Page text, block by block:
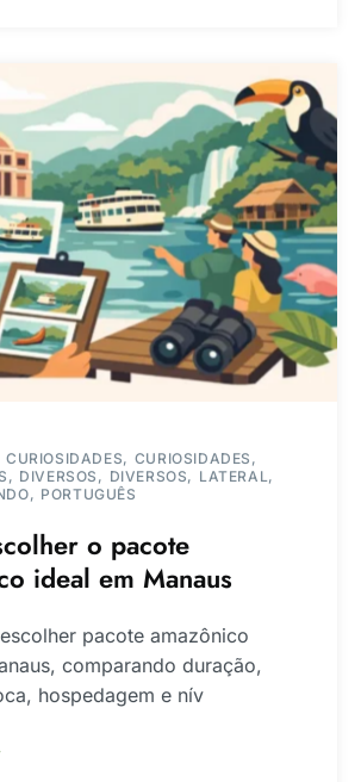
CURIOSIDADES
CURIOSIDADES
DIVERSOS DIVERSOS
LATERAL
PORTUGUÊS
o pacote
ideal em Manaus
pacote amazônico
comparando duração,
hospedagem e nív